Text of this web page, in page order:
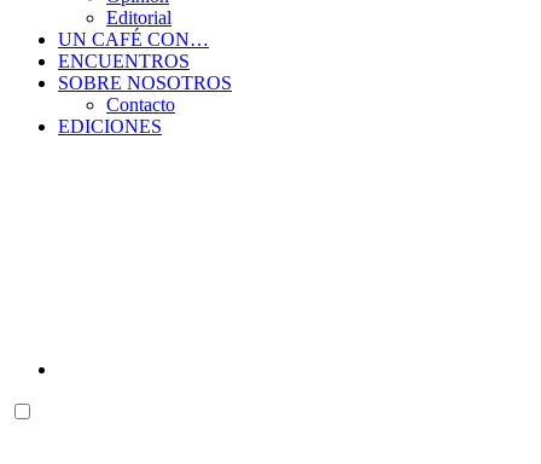
Editorial
UN CAFÉ CON…
ENCUENTROS
SOBRE NOSOTROS
Contacto
EDICIONES